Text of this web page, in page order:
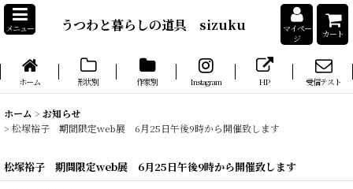
メニュー うつわと暮らしの道具 sizuku
マイペー
ジ
カート
ホーム 形状別 作家別 Instagram HP 受信テスト
ホーム > お知らせ
> 松塚裕子 期間限定web展 6月25日午後9時から開催致します
松塚裕子 期間限定web展 6月25日午後9時から開催致します